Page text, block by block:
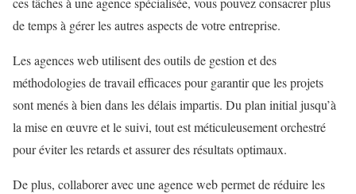
de temps à gérer les autres aspects de votre entreprise.
Les agences web utilisent des outils de gestion et des
méthodologies de travail efficaces pour garantir que les projets
sont menés à bien dans les délais impartis. Du plan initial jusqu’à
la mise en œuvre et le suivi, tout est méticuleusement orchestré
pour éviter les retards et assurer des résultats optimaux.
De plus, collaborer avec une agence web permet de réduire les